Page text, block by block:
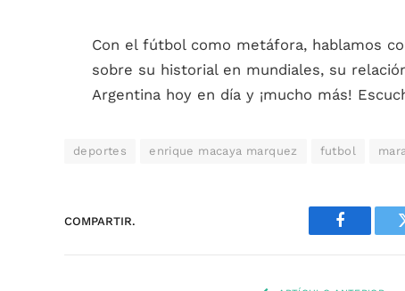
Con el fútbol como metáfora, hablamos
sobre su historial en mundiales, su
Argentina hoy en día y ¡mucho más!
deportes enrique macaya marquez futbol
COMPARTIR.
Facebook